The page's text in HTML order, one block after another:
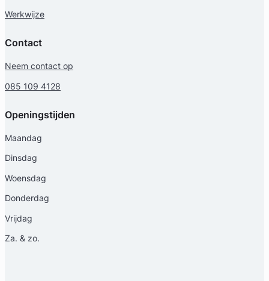
Werkwijze
Contact
Neem contact op
085 109 4128
Openingstijden
Maandag
Dinsdag
Woensdag
Donderdag
Vrijdag
Za. & zo.